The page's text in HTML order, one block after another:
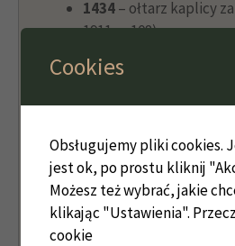
1434– ołtarz kaplicy
1911, s. 108)
Knobelsdorf (CDS XXXII,
1443– starosta
s. 50)
1443–1449– sędzia
Weynrich (CDS XXXII, s.
1448
Cookies
Obsługujemy pliki cookies.
jest ok, po prostu kliknij
Możesz też wybrać, jakie
klikając "Ustawienia".
cookie